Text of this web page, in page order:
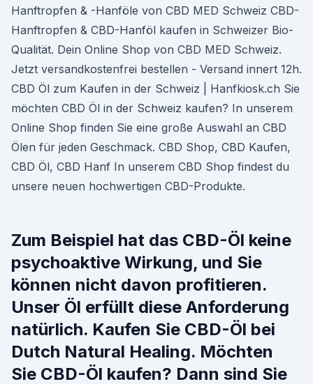
Hanftropfen & -Hanföle von CBD MED Schweiz CBD-
Hanftropfen & CBD-Hanföl kaufen in Schweizer Bio-
Qualität. Dein Online Shop von CBD MED Schweiz.
Jetzt versandkostenfrei bestellen - Versand innert 12h.
CBD Öl zum Kaufen in der Schweiz | Hanfkiosk.ch Sie
möchten CBD Öl in der Schweiz kaufen? In unserem
Online Shop finden Sie eine große Auswahl an CBD
Ölen für jeden Geschmack. CBD Shop, CBD Kaufen,
CBD Öl, CBD Hanf In unserem CBD Shop findest du
unsere neuen hochwertigen CBD-Produkte.
Zum Beispiel hat das CBD-Öl keine
psychoaktive Wirkung, und Sie
können nicht davon profitieren.
Unser Öl erfüllt diese Anforderung
natürlich. Kaufen Sie CBD-Öl bei
Dutch Natural Healing. Möchten
Sie CBD-Öl kaufen? Dann sind Sie